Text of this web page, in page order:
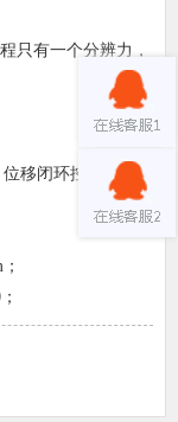
程只有一个分辨力，
移闭环控制。
；
；